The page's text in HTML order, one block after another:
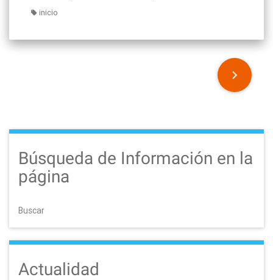
inicio
s
s
n
a
v
Búsqueda de Información en la
página
Buscar
Actualidad